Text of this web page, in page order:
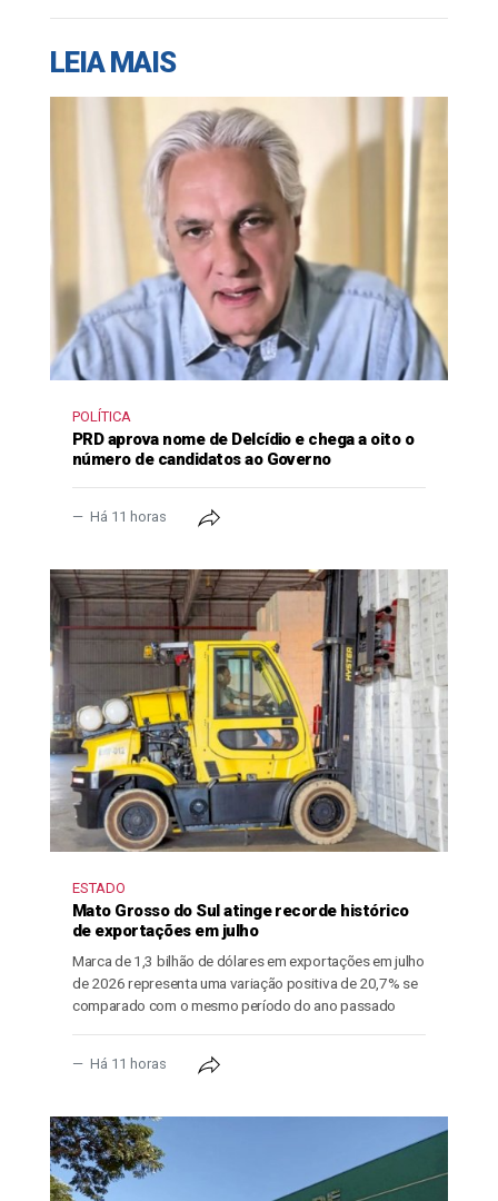
LEIA MAIS
POLÍTICA
PRD aprova nome de Delcídio e chega a oito o
número de candidatos ao Governo
Há 11 horas
ESTADO
Mato Grosso do Sul atinge recorde histórico
de exportações em julho
Marca de 1,3 bilhão de dólares em exportações em julho
de 2026 representa uma variação positiva de 20,7% se
comparado com o mesmo período do ano passado
Há 11 horas